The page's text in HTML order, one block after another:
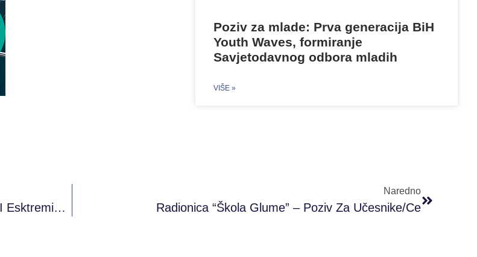
Poziv za mlade: Prva generacija BiH
Youth Waves, formiranje
Savjetodavnog odbora mladih
VIŠE »
Poziv Za Učesnike: Radionice “Nasilje, Radikalizam I Esktremizam Kod Mladih”
Naredno
Radionica “Škola Glume” – Poziv Za Učesnike/ce